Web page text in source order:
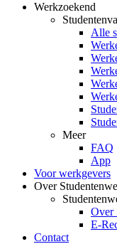
Werkzoekend
Alle
Meer
FAQ
App
Voor werkgevers
Over
Over
E-
Contact